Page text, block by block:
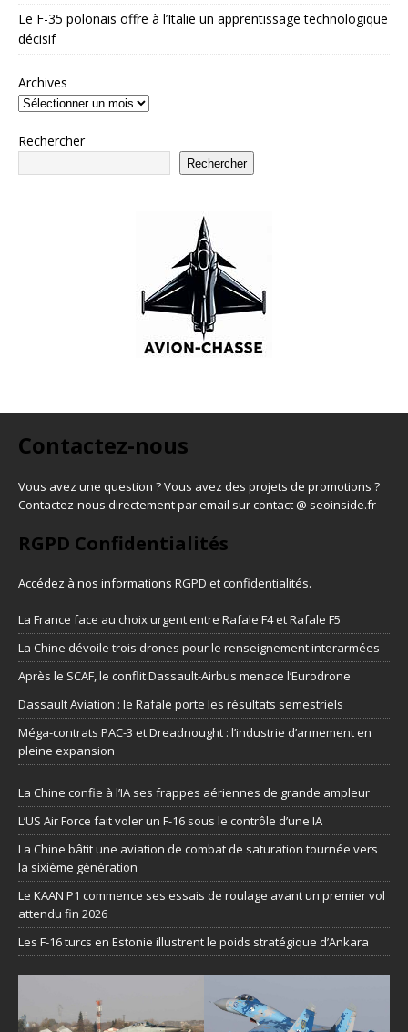
Le F-35 polonais offre à l’Italie un apprentissage technologique
décisif
Archives
Rechercher
Rechercher
Contactez-nous
Vous avez une question ? Vous avez des projets de promotions ?
Contactez-nous directement par email sur contact @ seoinside.fr
RGPD Confidentialités
Accédez à nos informations RGPD et confidentialités.
La France face au choix urgent entre Rafale F4 et Rafale F5
La Chine dévoile trois drones pour le renseignement interarmées
Après le SCAF, le conflit Dassault-Airbus menace l’Eurodrone
Dassault Aviation : le Rafale porte les résultats semestriels
Méga-contrats PAC-3 et Dreadnought : l’industrie d’armement en
pleine expansion
La Chine confie à l’IA ses frappes aériennes de grande ampleur
L’US Air Force fait voler un F-16 sous le contrôle d’une IA
La Chine bâtit une aviation de combat de saturation tournée vers
la sixième génération
Le KAAN P1 commence ses essais de roulage avant un premier vol
attendu fin 2026
Les F-16 turcs en Estonie illustrent le poids stratégique d’Ankara